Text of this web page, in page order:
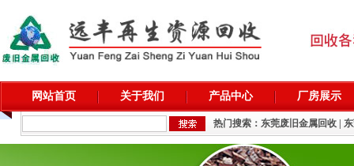
网站首页 关于我们 产品中心 厂房展示
热门搜索： 东莞废旧金属回收|